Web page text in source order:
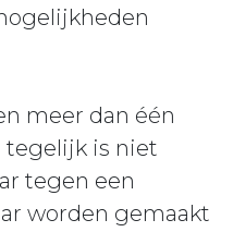
meer dan één
tegelijk is niet
tegen een
worden gemaakt